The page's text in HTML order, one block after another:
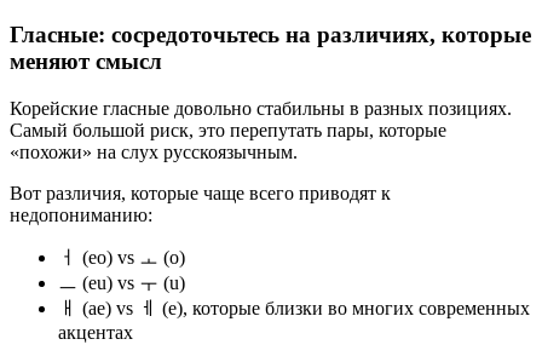
Гласные: сосредоточьтесь на различиях, которые
меняют смысл
Корейские гласные довольно стабильны в разных позициях.
Самый большой риск, это перепутать пары, которые
«похожи» на слух русскоязычным.
Вот различия, которые чаще всего приводят к
недопониманию:
ㅓ (eo) vs ㅗ (o)
ㅡ (eu) vs ㅜ (u)
ㅐ (ae) vs ㅔ (e), которые близки во многих современных
акцентах